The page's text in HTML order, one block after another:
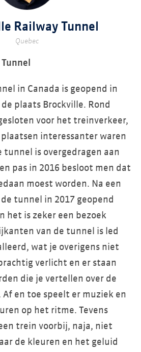
Railway Tunnel
Quebec
in Canada is geopend in
plaats Brockville. Rond
voor het treinverkeer,
interessanter waren
tunnel is overgedragen aan
pas in 2016 besloot men dat
moest worden. Na een
tunnel in 2017 geopend
het is zeker een bezoek
van de tunnel is led
wat je overigens niet
verlicht en er staan
die je vertellen over de
Af en toe speelt er muziek en
op het ritme. Tevens
trein voorbij, naja, niet
de kleuren en het geluid